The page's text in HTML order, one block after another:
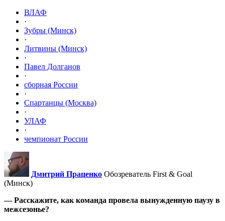
ВЛАФ
·
Зубры (Минск)
·
Литвины (Минск)
·
Павел Долганов
·
сборная России
·
Спартанцы (Москва)
·
УЛАФ
·
чемпионат России
Дмитрий Праценко Обозреватель First & Goal
(Минск)
— Расскажите, как команда провела вынужденную паузу в
межсезонье?